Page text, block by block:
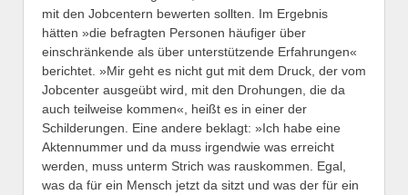
mit den Jobcentern bewerten sollten. Im Ergebnis
hätten »die befragten Personen häufiger über
einschränkende als über unterstützende Erfahrungen«
berichtet. »Mir geht es nicht gut mit dem Druck, der vom
Jobcenter ausgeübt wird, mit den Drohungen, die da
auch teilweise kommen«, heißt es in einer der
Schilderungen. Eine andere beklagt: »Ich habe eine
Aktennummer und da muss irgendwie was erreicht
werden, muss unterm Strich was rauskommen. Egal,
was da für ein Mensch jetzt da sitzt und was der für ein